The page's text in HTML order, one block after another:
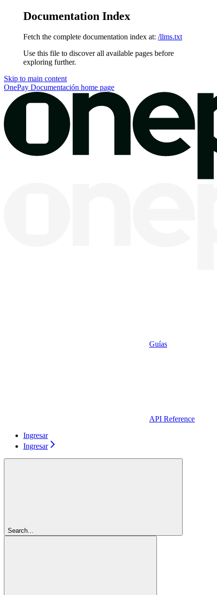
Documentation Index
Fetch the complete documentation index at: /llms.txt
Use this file to discover all available pages before
exploring further.
Skip to main content
OnePay Documentación home page
Guías
API Reference
Ingresar
Ingresar
Search...